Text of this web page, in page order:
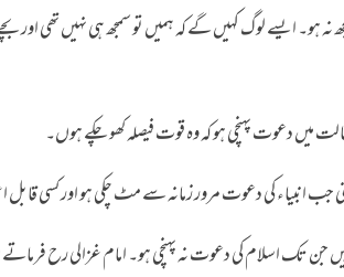
نہ ہو۔ ایسے لوگ کہیں گے کہ ہمیں تو سمجھ ہی نہیں تھی اور
جن تک اسلام کی دعوت نہ پہنچی ہو۔ امام غزالی رح فرماتے